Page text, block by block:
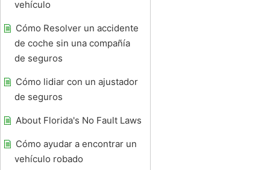
vehículo
Cómo Resolver un accidente
de coche sin una compañía
de seguros
Cómo lidiar con un ajustador
de seguros
About Florida's No Fault Laws
Cómo ayudar a encontrar un
vehículo robado